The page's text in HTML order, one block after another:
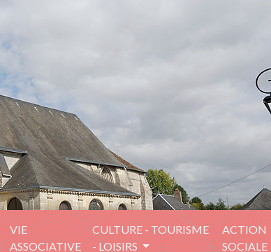
VIE
ASSOCIATIVE
CULTURE - TOURISME
- LOISIRS
ACTION
SOCIALE